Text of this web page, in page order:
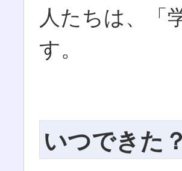
人たちは、「
す。
いつできた？